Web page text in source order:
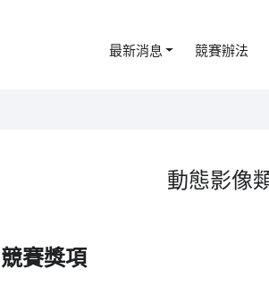
最新消息
競賽辦法
動態影像
競賽獎項